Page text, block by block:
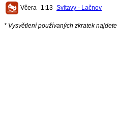
Včera 1:13 Svitavy - Lačnov
* Vysvětlení používaných zkratek najdete